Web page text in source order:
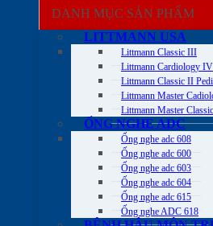
DANH MỤC SẢN PHẨM
LITTMANN USA
Littmann Classic III
Littmann Cardiology IV
Littmann Classic II
Littmann Master
Littmann Master
ỐNG NGHE ADC
Ống nghe adc 608
Ống nghe adc 600
Ống nghe adc 603
Ống nghe adc 604
Ống nghe adc 615
Ống nghe ADC 618